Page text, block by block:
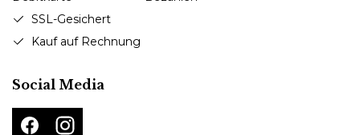
SSL-Gesichert
Kauf auf Rechnung
Social Media